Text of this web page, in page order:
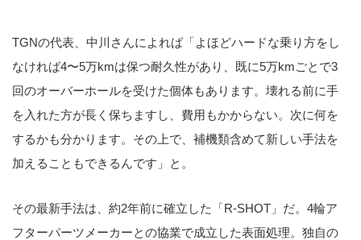
TGNの代表、中川さんによれば「よほどハードな乗り方をし
なければ4〜5万kmは保つ耐久性があり、既に5万kmごとで3
回のオーバーホールを受けた個体もあります。壊れる前に手
を入れた方が長く保ちますし、費用もかからない。次に何を
するかも分かります。その上で、補機類含めて新しい手法を
加えることもできるんです」と。
その最新手法は、約2年前に確立した「R-SHOT」だ。4輪ア
フターパーツメーカーとの協業で成立した表面処理。独自の